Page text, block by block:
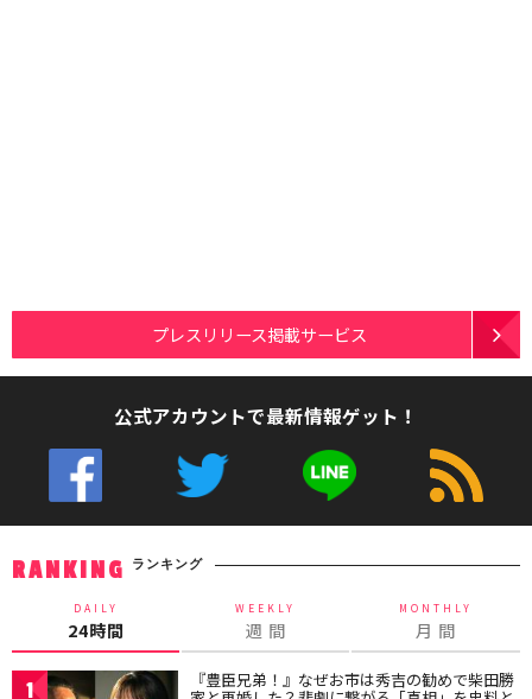
プレスリリース掲載サービス
公式アカウントで最新情報ゲット！
RANKING ランキング
DAILY
24時間
WEEKLY
週 間
MONTHLY
月 間
1 『豊臣兄弟！』なぜお市は秀吉の勧めで柴田勝